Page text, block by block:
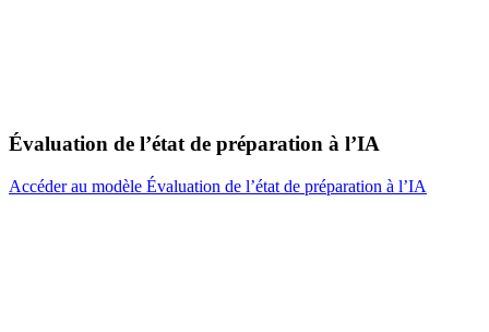
Évaluation de l’état de préparation à l’IA
Accéder au modèle Évaluation de l’état de préparation à l’IA